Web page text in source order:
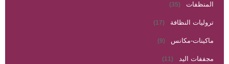
المنظفات (35)
تروليات النظافة (17)
ماكينات-مكانس (9)
مجففات اليد (11)